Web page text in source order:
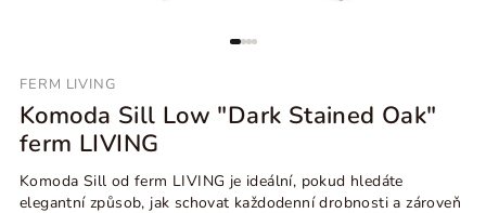
FERM LIVING
Komoda Sill Low "Dark Stained Oak"
ferm LIVING
Komoda Sill od ferm LIVING je ideální, pokud hledáte
elegantní způsob, jak schovat každodenní drobnosti a zároveň